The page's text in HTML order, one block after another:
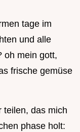
tage im
und alle
oh mein gott,
frische gemüse
teilen, das mich
phase holt: